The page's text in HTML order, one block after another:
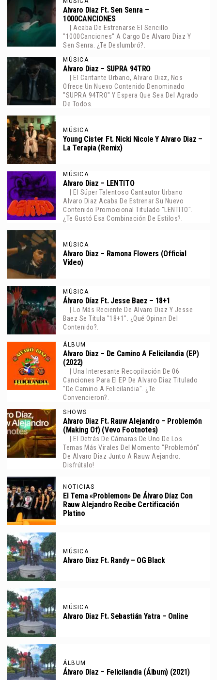
Alvaro Diaz Ft. Sen Senra –
1000CANCIONES
| Acaba De Estrenarse El Sencillo
"1000Canciones" A Cargo De Alvaro Diaz Y
Sen Senra. ¿Te Deslumbró?.
MÚSICA
Alvaro Diaz – SUPRA 94TRO
| El Cantante Urbano, Alvaro Diaz, Nos
Ofrece Un Nuevo Contenido Denominado
"SUPRA 94TRO" Y Espera Que Sea Del Agrado
De Todos.
MÚSICA
Young Cister Ft. Nicki Nicole Y Alvaro Diaz –
La Terapia (Remix)
MÚSICA
Alvaro Diaz – LENTITO
| El Súper Talentoso Cantautor Urbano
Alvaro Diaz Acaba De Estrenar Su Nuevo
Contenido Promocional Titulado "LENTITO".
¿Te Gustó Esa Combinación De Estilos?.
MÚSICA
Alvaro Diaz – Ramona Flowers (Official
Video)
MÚSICA
Álvaro Díaz Ft. Jesse Baez – 18+1
| Lo Más Reciente De Alvaro Diaz Y Jesse
Baez Se Titula "18+1". ¿Qué Opinan Del
Contenido?.
ÁLBUM
Alvaro Diaz – De Camino A Felicilandia (EP)
(2022)
| Una Interesante Recopilación De 06
Canciones Para El EP De Alvaro Diaz Titulado
"De Camino A Felicilandia". ¿Te
Convencieron?.
SHOWS
Alvaro Diaz Ft. Rauw Alejandro – Problemón
(Making Of) (Vevo Footnotes)
| El Detrás De Cámaras De Uno De Los
Temas Más Virales Del Momento "Problemón"
De Alvaro Diaz Junto A Rauw Aejandro.
Disfrútalo!
NOTICIAS
El Tema «Problemon» De Álvaro Díaz Con
Rauw Alejandro Recibe Certificación
Platino
MÚSICA
Alvaro Diaz Ft. Randy – OG Black
MÚSICA
Alvaro Diaz Ft. Sebastián Yatra – Online
ÁLBUM
Álvaro Díaz – Felicilandia (Álbum) (2021)